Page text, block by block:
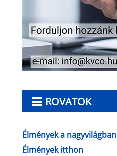
ROVATOK
Élmények a nagyvilágban
Élmények itthon